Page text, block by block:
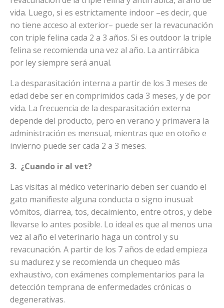
vida. Luego, si es estrictamente indoor –es decir, que
no tiene acceso al exterior– puede ser la revacunación
con triple felina cada 2 a 3 años. Si es outdoor la triple
felina se recomienda una vez al año. La antirrábica
por ley siempre será anual.
La desparasitación interna a partir de los 3 meses de
edad debe ser en comprimidos cada 3 meses, y de por
vida. La frecuencia de la desparasitación externa
depende del producto, pero en verano y primavera la
administración es mensual, mientras que en otoño e
invierno puede ser cada 2 a 3 meses.
3. ¿Cuando ir al vet?
Las visitas al médico veterinario deben ser cuando el
gato manifieste alguna conducta o signo inusual:
vómitos, diarrea, tos, decaimiento, entre otros, y debe
llevarse lo antes posible. Lo ideal es que al menos una
vez al año el veterinario haga un control y su
revacunación. A partir de los 7 años de edad empieza
su madurez y se recomienda un chequeo más
exhaustivo, con exámenes complementarios para la
detección temprana de enfermedades crónicas o
degenerativas.